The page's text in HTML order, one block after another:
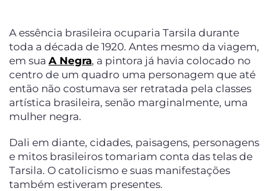
A essência brasileira ocuparia Tarsila durante
toda a década de 1920. Antes mesmo da viagem,
em sua A Negra, a pintora já havia colocado no
centro de um quadro uma personagem que até
então não costumava ser retratada pela classes
artística brasileira, senão marginalmente, uma
mulher negra.
Dali em diante, cidades, paisagens, personagens
e mitos brasileiros tomariam conta das telas de
Tarsila. O catolicismo e suas manifestações
também estiveram presentes.